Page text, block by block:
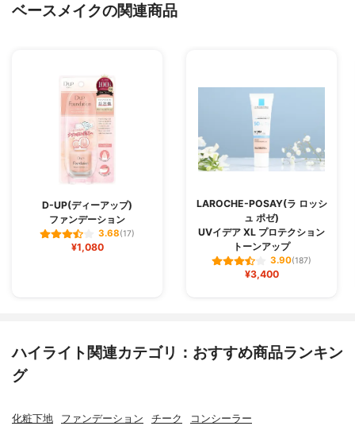
ベースメイクの関連商品
D-UP(ディーアップ)
ファンデーション
3.68(17)
¥1,080
LAROCHE-POSAY(ラ ロッシ
ュ ポゼ)
UVイデア XL プロテクション
トーンアップ
3.90(187)
¥3,400
ハイライト関連カテゴリ：おすすめ商品ランキン
グ
化粧下地 ファンデーション チーク コンシーラー